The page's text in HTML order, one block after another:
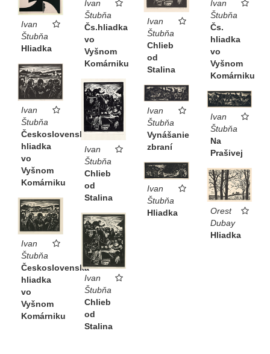
Ivan
Štubňa
Hliadka
Ivan
Štubňa
Čs.hliadka
vo
Vyšnom
Komárniku
Ivan
Štubňa
Chlieb
od
Stalina
Ivan
Štubňa
Čs.
hliadka
vo
Vyšnom
Komárniku
Ivan
Štubňa
Československá
hliadka
vo
Vyšnom
Komárniku
Ivan
Štubňa
Chlieb
od
Stalina
Ivan
Štubňa
Vynášanie
zbraní
Ivan
Štubňa
Na
Prašivej
Ivan
Štubňa
Hliadka
Orest
Dubay
Hliadka
Ivan
Štubňa
Československá
hliadka
vo
Vyšnom
Komárniku
Ivan
Štubňa
Chlieb
od
Stalina